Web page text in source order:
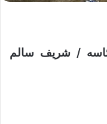
/ شريف سالم